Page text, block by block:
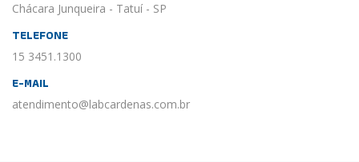
Chácara Junqueira - Tatuí - SP
TELEFONE
15 3451.1300
E-MAIL
atendimento@labcardenas.com.br